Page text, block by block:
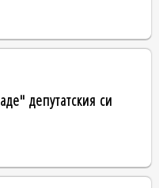
депутатския си